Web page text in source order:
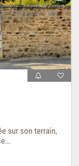
sur son terrain,